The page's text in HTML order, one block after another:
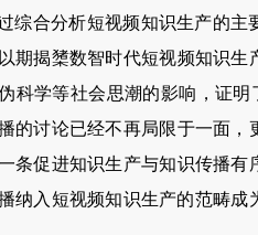
综合分析短视频知识生产的
期揭橥数智时代短视频知识
科学等社会思潮的影响，证
的讨论已经不再局限于一面
条促进知识生产与知识传播
纳入短视频知识生产的范畴成